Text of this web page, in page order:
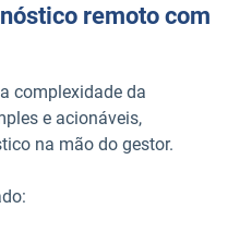
remoto com
complexidade da
e acionáveis,
na mão do gestor.